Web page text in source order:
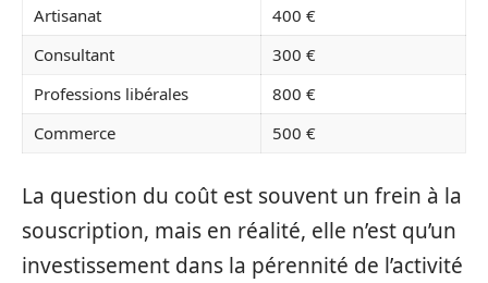
Artisanat
400 €
Consultant
300 €
Professions libérales
800 €
Commerce
500 €
La question du coût est souvent un frein à la
souscription, mais en réalité, elle n’est qu’un
investissement dans la pérennité de l’activité